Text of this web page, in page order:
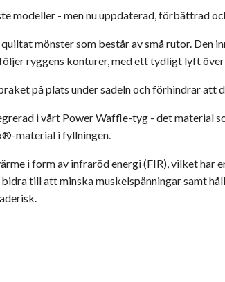
modeller - men nu uppdaterad, förbättrad
mönster som består av små rutor. Den
ryggens konturer, med ett tydligt lyft
på plats under sadeln och förhindrar att
i vårt Power Waffle-tyg - det material
material i fyllningen.
i form av infraröd energi (FIR), vilket har
till att minska muskelspänningar samt